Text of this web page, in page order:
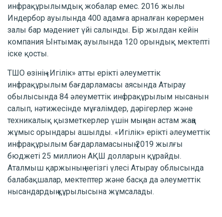
инфрақұрылымдық жобалар емес. 2016 жылы
Индербор ауылында 400 адамға арналған көрермен
залы бар мәдениет үйі салынды. Бір жылдан кейін
компания Ынтымақ ауылында 120 орындық мектепті
іске қосты.
ТШО өзінің «Игілік» атты ерікті әлеуметтік
инфрақұрылым бағдарламасы аясында Атырау
обылысында 84 әлеуметтік инфрақұрылым нысанын
салып, нәтижесінде мұғалімдер, дәрігерлер және
техникалық қызметкерлер үшін мыңнан астам жаңа
жұмыс орындары ашылды. «Игілік» ерікті әлеуметтік
инфрақұрылым бағдарламасының 2019 жылғы
бюджеті 25 миллион АҚШ долларын құрайды.
Аталмыш қаржының негізгі үлесі Атырау облысында
балабақшалар, мектептер және басқа да әлеуметтік
нысандардың құрылысына жұмсалады.